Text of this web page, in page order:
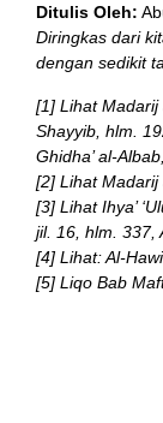
Ditulis Oleh:
Diringkas dari
dengan sedikit
[1] Lihat Madarij
Shayyib, hlm.
Ghidha’ al-
[2] Lihat
[3] Lihat Ihya’
jil. 16, hlm. 337,
[4] Lihat: Al-
[5] Liqo Bab